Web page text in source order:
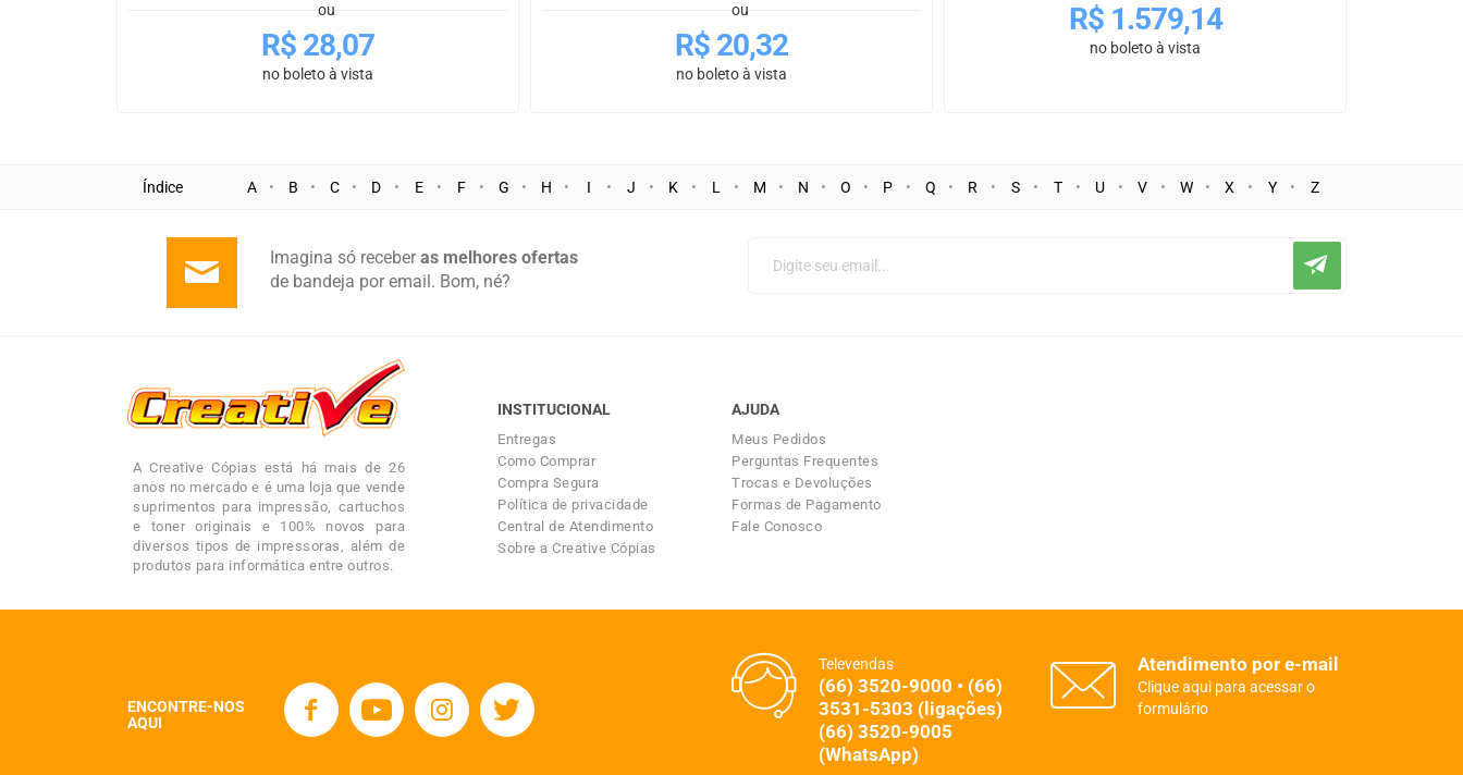
ou
R$ 28,07
no boleto à vista
ou
R$ 20,32
no boleto à vista
R$1.579,14
no boleto à vista
Índice A B C D E F G H I J K L M N O P Q R S T U V W X Y Z
Imagina só receberas melhores ofertas
de bandeja por email. Bom, né?
A Creative Cópias está há mais de 26
anos no mercado e é uma loja que vende
suprimentos para impressão, cartuchos
e toner originais e 100% novos para
diversos tipos de impressoras, além de
produtos para informática entre outros.
INSTITUCIONAL
Entregas
Como Comprar
Compra Segura
Política de privacidade
Central de Atendimento
Sobre a Creative Cópias
AJUDA
Meus Pedidos
Perguntas Frequentes
Trocas e Devoluções
Formas de Pagamento
Fale Conosco
ENCONTRE-NOS
AQUI
Televendas
(66) 3520-9000 • (66)
3531-5303 (ligações)
(66) 3520-9005
(WhatsApp)
Atendimento por e-mail
Clique aqui para acessar o
formulário